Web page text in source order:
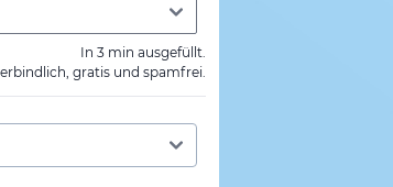
In 3 min ausgefüllt.
gratis und spamfrei.